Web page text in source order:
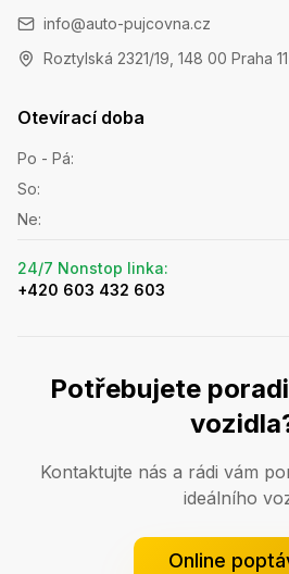
info@auto-pujcovna.cz
Roztylská 2321/19, 148 00 Praha
Otevírací doba
Po - Pá:
So:
Ne:
24/7 Nonstop linka:
+420 603 432 603
Potřebujete
Kontaktujte nás a rádi vám
ideálního
Online